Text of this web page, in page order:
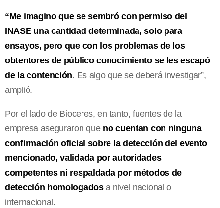
“Me imagino que se sembró con permiso del
INASE una cantidad determinada, solo para
ensayos, pero que con los problemas de los
obtentores de público conocimiento se les escapó
de la contención. Es algo que se deberá investigar”,
amplió.
Por el lado de Bioceres, en tanto, fuentes de la
empresa aseguraron que no cuentan con ninguna
confirmación oficial sobre la detección del evento
mencionado, validada por autoridades
competentes ni respaldada por métodos de
detección homologadosa nivel nacional o
internacional.